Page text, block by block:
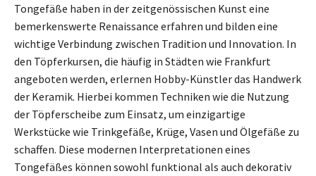
Tongefäße haben in der zeitgenössischen Kunst eine
bemerkenswerte Renaissance erfahren und bilden eine
wichtige Verbindung zwischen Tradition und Innovation. In
den Töpferkursen, die häufig in Städten wie Frankfurt
angeboten werden, erlernen Hobby-Künstler das Handwerk
der Keramik. Hierbei kommen Techniken wie die Nutzung
der Töpferscheibe zum Einsatz, um einzigartige
Werkstücke wie Trinkgefäße, Krüge, Vasen und Ölgefäße zu
schaffen. Diese modernen Interpretationen eines
Tongefäßes können sowohl funktional als auch dekorativ